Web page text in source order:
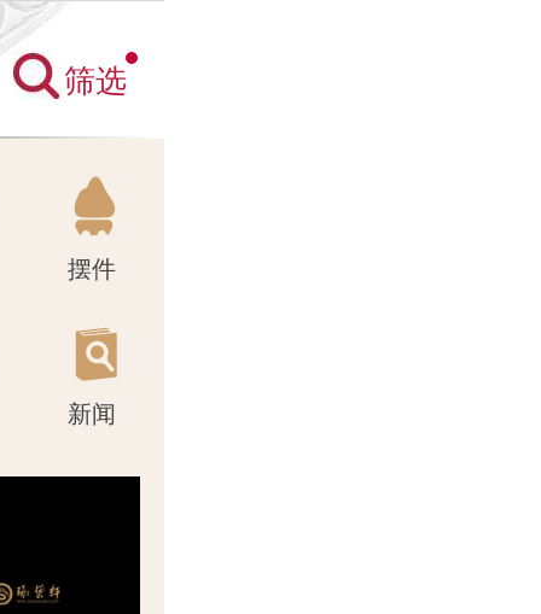
新闻
筛选
摆件
新闻